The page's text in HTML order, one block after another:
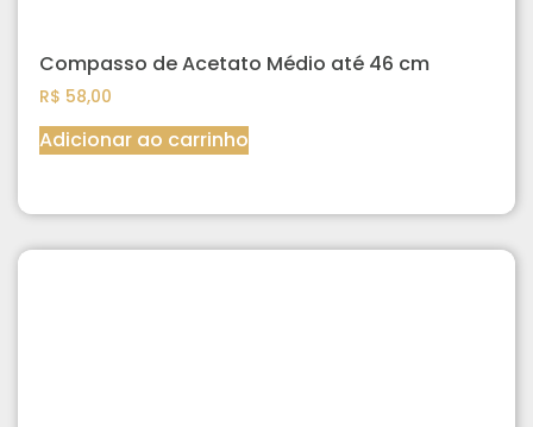
Compasso de Acetato Médio até 46 cm
R$ 58,00
Adicionar ao carrinho